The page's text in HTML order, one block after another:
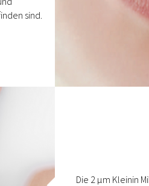
sind.
Die 2 µm Kleinin